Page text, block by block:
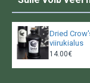
Dried
viirukialus
14.00€